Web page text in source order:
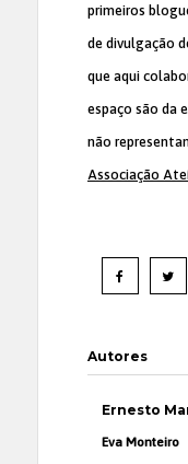
primeiros
de divulgação
que aqui
espaço são da
não
Associação
Autores
Ernesto
Eva Monteiro